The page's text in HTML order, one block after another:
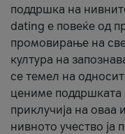
поддршка на
dating е повеќе од
промовирање на
култура на
се темел на
цениме поддршката
приклучија на оваа
нивното учество ја